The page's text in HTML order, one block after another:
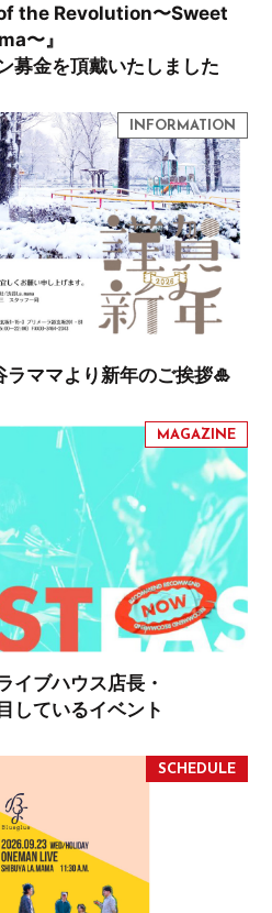
the Revolution〜Sweet
〜』
募金を頂戴いたしました
ママより新年のご挨拶🎍
イブハウス店長・
しているイベント